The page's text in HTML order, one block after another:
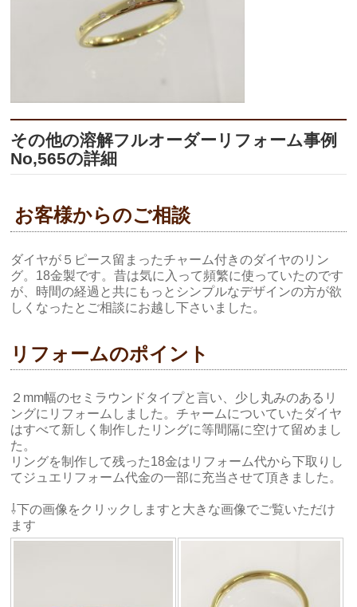
その他の溶解フルオーダーリフォーム事例
No,565の詳細
お客様からのご相談
ダイヤが５ピース留まったチャーム付きのダイヤのリン
グ。18金製です。昔は気に入って頻繁に使っていたのです
が、時間の経過と共にもっとシンプルなデザインの方が欲
しくなったとご相談にお越し下さいました。
リフォームのポイント
２mm幅のセミラウンドタイプと言い、少し丸みのあるリ
ングにリフォームしました。チャームについていたダイヤ
はすべて新しく制作したリングに等間隔に空けて留めまし
た。
リングを制作して残った18金はリフォーム代から下取りし
てジュエリフォーム代金の一部に充当させて頂きました。
⇩下の画像をクリックしますと大きな画像でご覧いただけ
ます